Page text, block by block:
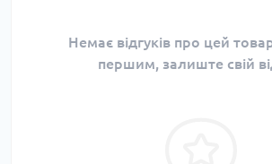
Немає відгуків про цей
першим, залиште свій